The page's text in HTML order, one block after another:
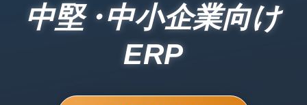
中堅・中小企業向け
ERP